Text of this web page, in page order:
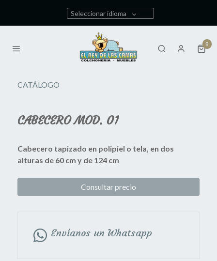
Seleccionar idioma
0
CATÁLOGO
CABECERO MOD. 01
Cabecero tapizado en polipiel o tela, en dos
alturas de 60 cm y de 124 cm
Consultar precio
Envíanos un Whatsapp